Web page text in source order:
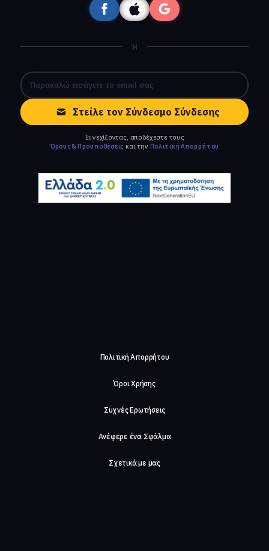
Ή
Στείλε τον Σύνδεσμο Σύνδεσης
Συνεχίζοντας, αποδέχεστε τους
Όρους & Προϋποθέσεις και την Πολιτική Απορρήτου
Πολιτική Απορρήτου
Όροι Χρήσης
Συχνές Ερωτήσεις
Ανέφερε ένα Σφάλμα
Σχετικά με μας